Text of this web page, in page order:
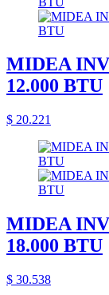
MIDEA
12.000 BTU
$ 20.221
MIDEA
18.000 BTU
$ 30.538